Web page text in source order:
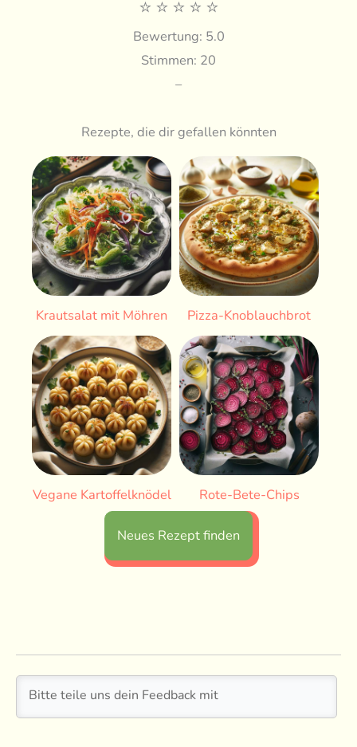
⭐ ⭐ ⭐ ⭐ ⭐
Bewertung: 5.0
Stimmen: 20
–
Rezepte, die dir gefallen könnten
Krautsalat mit Möhren Pizza-Knoblauchbrot
Vegane Kartoffelknödel Rote-Bete-Chips
Neues Rezept finden